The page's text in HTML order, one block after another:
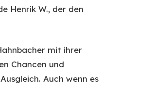
Henrik W., der den
mit ihrer
Chancen und
Auch wenn es